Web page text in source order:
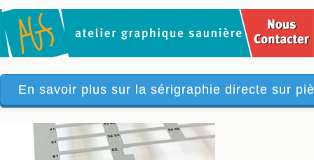
En savoir plus sur la sérigraphie directe sur